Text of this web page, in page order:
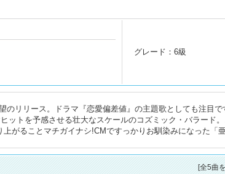
グレード：6級
リリース。ドラマ『恋愛偏差値』の主題歌としても注目で
ットを予感させる壮大なスケールのコズミック・バラード
がることマチガイナシ!CMですっかりお馴染みになった「
[全5曲